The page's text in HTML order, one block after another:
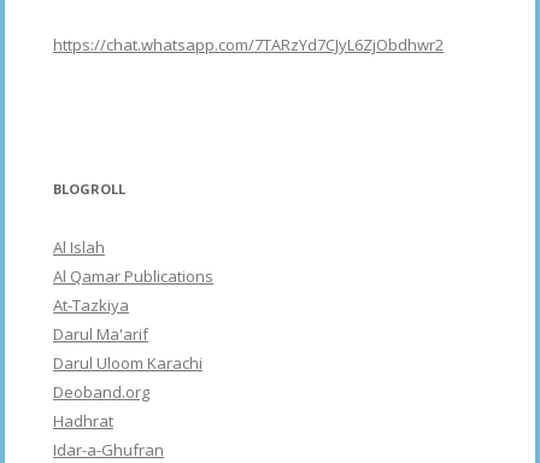
https://chat.whatsapp.com/7TARzYd7CJyL6ZjObdhwr2
BLOGROLL
Al Islah
Al Qamar Publications
At-Tazkiya
Darul Ma'arif
Darul Uloom Karachi
Deoband.org
Hadhrat
Idar-a-Ghufran